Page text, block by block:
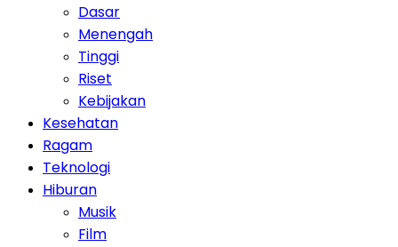
Dasar
Menengah
Tinggi
Riset
Kebijakan
Kesehatan
Ragam
Teknologi
Hiburan
Musik
Film